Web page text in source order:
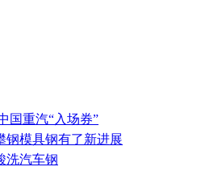
国重汽“入场券”
钢模具钢有了新进展
洗汽车钢